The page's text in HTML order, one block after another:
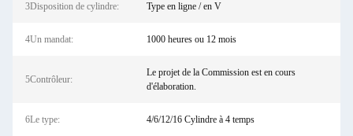
3Disposition de cylindre: Type en ligne / en V
4Un mandat: 1000 heures ou 12 mois
5Contrôleur:
Le projet de la Commission est en cours
d'élaboration.
6Le type: 4/6/12/16 Cylindre à 4 temps